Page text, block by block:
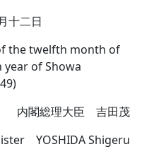
十二日
the twelfth month of
of Showa
内閣総理大臣 吉田茂
YOSHIDA Shigeru